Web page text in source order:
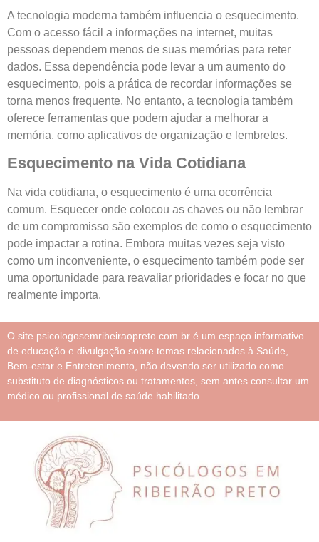
A tecnologia moderna também influencia o esquecimento.
Com o acesso fácil a informações na internet, muitas
pessoas dependem menos de suas memórias para reter
dados. Essa dependência pode levar a um aumento do
esquecimento, pois a prática de recordar informações se
torna menos frequente. No entanto, a tecnologia também
oferece ferramentas que podem ajudar a melhorar a
memória, como aplicativos de organização e lembretes.
Esquecimento na Vida Cotidiana
Na vida cotidiana, o esquecimento é uma ocorrência
comum. Esquecer onde colocou as chaves ou não lembrar
de um compromisso são exemplos de como o esquecimento
pode impactar a rotina. Embora muitas vezes seja visto
como um inconveniente, o esquecimento também pode ser
uma oportunidade para reavaliar prioridades e focar no que
realmente importa.
O site psicologosemribeiraopreto.com.br é um espaço informativo
de educação e divulgação sobre temas relacionados à Saúde,
Bem-estar e Entretenimento, não devendo ser utilizado como
substituto de diagnósticos ou tratamentos, sem antes consultar um
médico ou profissional de saúde habilitado.